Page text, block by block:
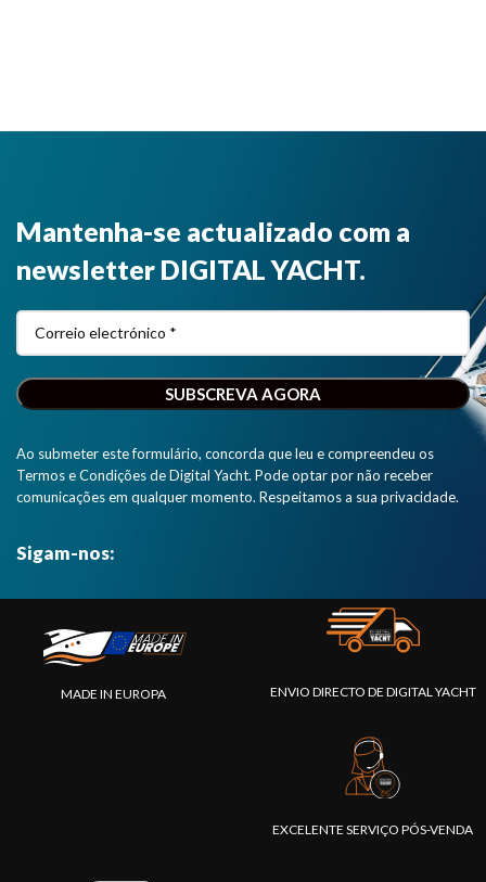
Mantenha-se actualizado com a
newsletter DIGITAL YACHT.
Ao submeter este formulário, concorda que leu e compreendeu os
Termos e Condições de Digital Yacht. Pode optar por não receber
comunicações em qualquer momento. Respeitamos a sua privacidade.
Sigam-nos:
MADE IN EUROPA ENVIO DIRECTO DE DIGITAL YACHT
EXCELENTE SERVIÇO PÓS-VENDA